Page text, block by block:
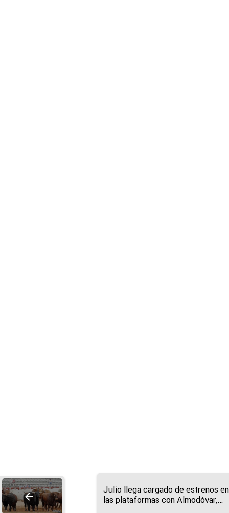
Julio llega cargado de estrenos en
las plataformas con Almodóvar,